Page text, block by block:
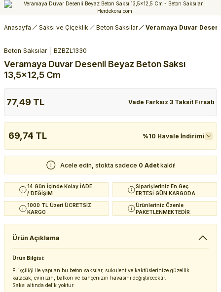
Anasayfa Saksı ve Çiçeklik Beton Saksılar Veramaya Duvar
Beton Saksılar BZBZL1330
Veramaya Duvar Desenli Beyaz Beton Saksı
13,5x12,5 Cm
77,49 TL Vade Farksız 3 Taksit Fırsatı
69,74 TL %10 Havale İndirimi
Acele edin, stokta sadece 0 Adet kaldı!
14 Gün İçinde Kolay İADE
/ DEĞİŞİM
Siparişleriniz En Geç
ERTESİ GÜN KARGODA
1000 TL Üzeri ÜCRETSİZ
KARGO
Ürünleriniz Özenle
PAKETLENMEKTEDİR
Ürün Açıklama
Ürün Bilgisi:
El işçiliği ile yapılan bu beton saksılar, sukulent ve kaktüslerinize güzellik
katacak, evinizin, balkon ve bahçenizin havasını değiştirecektir.
Saksı altında delik yoktur.